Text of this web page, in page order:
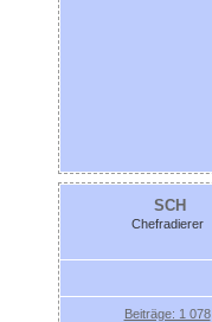
SCH
Chefradierer
Beiträge: 1 078